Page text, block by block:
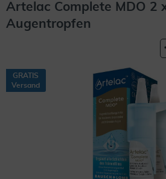
Artelac Complete MDO 2
Augentropfen
GRATIS
Versand